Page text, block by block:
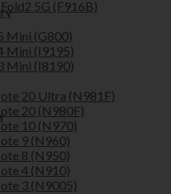
5G (F916B)
Mini (G800)
Mini (I9195)
Mini (I8190)
20 Ultra (N981F)
20 (N980F)
10 (N970)
9 (N960)
8 (N950)
4 (N910)
3 (N9005)